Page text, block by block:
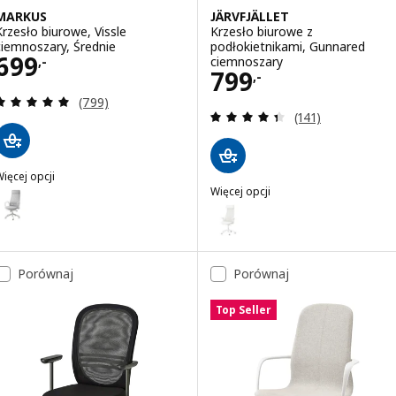
biurowe, Vissle
Średnie
,- 699,-
Recenzja: 4.9 z 5 gwiazdki. Łączna liczba recenzji:
(799)
opcji
MARKUS, Krzesło biurowe, Vissle jasnoszary, Średnie
JÄRVFJÄLLET
Krzesło biurowe z
podłokietnikami, Gunnared
ciemnoszary
799,-
Cena 799,-
Recenzja: 4.4
(141)
Więcej opcji
JÄRVFJÄLLET
Wariant: JÄRVFJÄLLET,
Wariant: JÄRVFJÄLLET,
Porównaj Porównaj
Top Seller